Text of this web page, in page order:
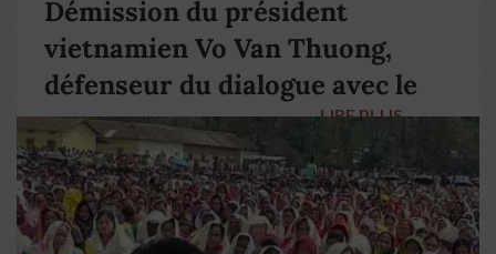
Démission du président
vietnamien Vo Van Thuong,
défenseur du dialogue avec le
pape François
LIRE PLUS →